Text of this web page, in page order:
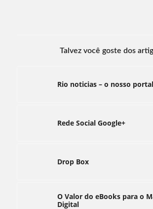
Talvez você goste dos
Rio noticias – o nosso
Rede Social Google+
Drop Box
O Valor do eBooks para o
Digital